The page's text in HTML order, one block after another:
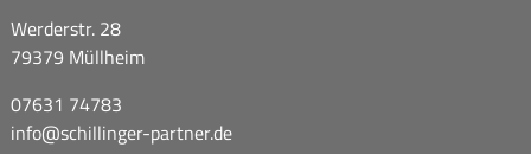
Werderstr. 28
79379 Müllheim
07631 74783
info@schillinger-partner.de